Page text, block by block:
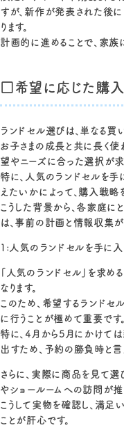
すが、新作が発表された後に
ります。
計画的に進めることで、家族
□希望に応じた購
ランドセル選びは、単なる買
お子さまの成長と共に長く使
望やニーズに合った選択が求
特に、人気のランドセルを
えたいかによって、購入戦略
こうした背景から、各家庭に
は、事前の計画と情報収集が
1:人気のランドセルを手に入
「人気のランドセル」を求
なります。
このため、希望するランド
に行うことが極めて重要です。
特に、4月から5月にかけて
出すため、予約の勝負時と言え
さらに、実際に商品を見て
やショールームへの訪問が推
こうして実物を確認し、満足
ことが肝心です。